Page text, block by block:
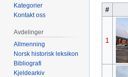
#
1
Kategorier
Kontakt oss
Avdelinger
Allmenning
Norsk historisk leksikon
Bibliografi
Kjeldearkiv